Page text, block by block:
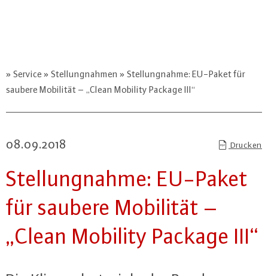
Service Stellungnahmen
Stellungnahme: EU-Paket für
saubere Mobilität – „Clean Mobility Package III“
08.09.2018 Drucken
Stel­lung­nah­me: EU-Paket
für saubere Mobilität –
„Clean Mobility Package III“